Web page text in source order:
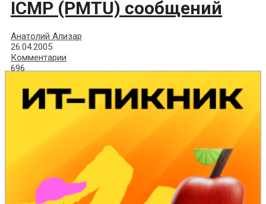
ICMP (PMTU) сообщений
Анатолий Ализар
26.04.2005
Комментарии
696